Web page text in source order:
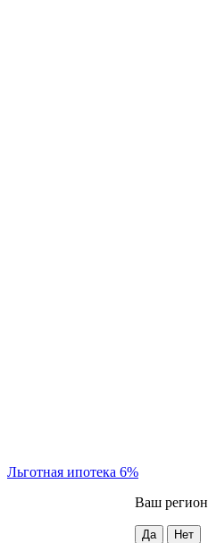
Льготная ипотека 6%
Ваш регион